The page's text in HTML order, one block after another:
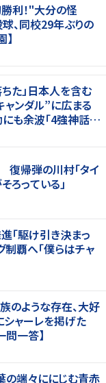
利！"大分の怪
、同校29年ぶりの
た」日本人を含む
ンダル”に広まる
も余波「4強神話も
帰弾の川村「タイ
ろっている」
駆け引き決まっ
覇へ「僕らはチャ
のような存在、大好
シャーレを掲げた
問一答】
端々ににじむ青赤